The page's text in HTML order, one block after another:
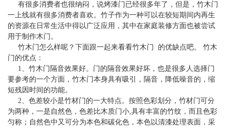
有很多消费者也很纳闷，说烤漆门已经很多年了，但是，竹木门
一上线就有很多消费者喜欢。竹子作为一种可以在较短期间内再生
的资源在日常生活中得以广泛应用，其中在家庭装修方面也被尝试
用于制作木门。
竹木门怎么样呢？下面跟一起来看看竹木门 的优缺点吧。 竹木
门的优点：
1、竹木门隔音效果好。门的隔音效果好坏，也是很多人选择门
要参考的一个方面，竹木门本身具有吸引，隔音，降低噪音的，缩
短残因时间的功能。
2、色差较小是竹材门的一大特点。按照色彩划分，竹材门可分
为两种，一是自然色，色差比木质门小,具有丰富的竹纹，而且色彩
匀称；自然色中又可分为本色和碳化色，本色以清漆处理表面，采